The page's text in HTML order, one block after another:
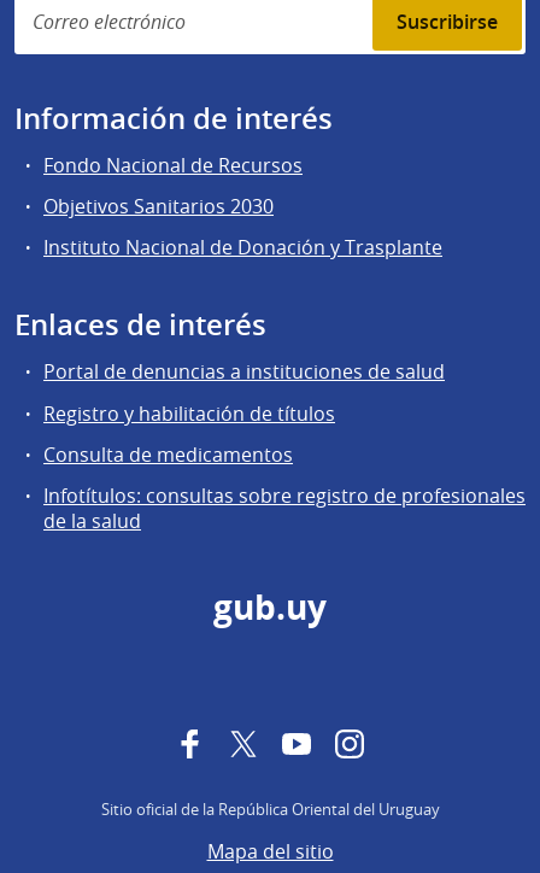
Suscribirse
Información de interés
Fondo Nacional de Recursos
Objetivos Sanitarios 2030
Instituto Nacional de Donación y Trasplante
Enlaces de interés
Portal de denuncias a instituciones de salud
Registro y habilitación de títulos
Consulta de medicamentos
Infotítulos: consultas sobre registro de profesionales
de la salud
gub.uy
FacebookTwitterYouTubeInstagram
Sitio oficial de la República Oriental del Uruguay
Mapa del sitio